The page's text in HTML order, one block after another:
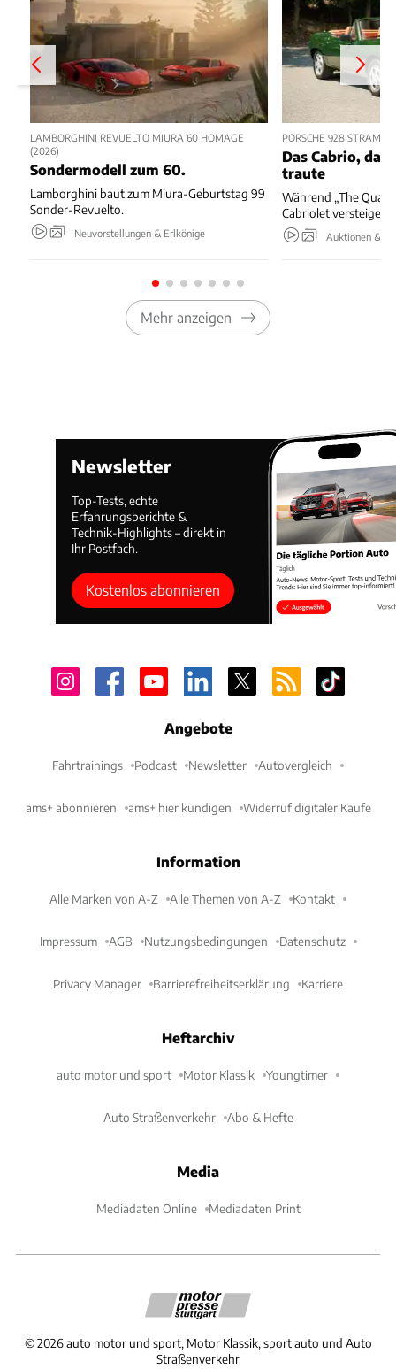
LAMBORGHINI REVUELTO MIURA 60 HOMAGE
(2026)
Sondermodell zum 60.
Lamborghini baut zum Miura-Geburtstag 99
Sonder-Revuelto.
Neuvorstellungen & Erlkönige
PORSCHE 928
Das Cabrio,
traute
Während „The
Cabriolet versteigert.
Auktionen &
Mehr anzeigen
Newsletter
Top-Tests, echte
Erfahrungsberichte &
Technik-Highlights – direkt in
Ihr Postfach.
Kostenlos abonnieren
Angebote
Fahrtrainings Podcast Newsletter Autovergleich
ams+ abonnieren ams+ hier kündigen Widerruf digitaler Käufe
Information
Alle Marken von A-Z Alle Themen von A-Z Kontakt
Impressum AGB Nutzungsbedingungen Datenschutz
Privacy Manager Barrierefreiheitserklärung Karriere
Heftarchiv
auto motor und sport Motor Klassik Youngtimer
Auto Straßenverkehr Abo & Hefte
Media
Mediadaten Online Mediadaten Print
©2026 auto motor und sport, Motor Klassik, sport auto und Auto
Straßenverkehr